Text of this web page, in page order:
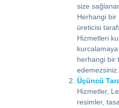
size
Herhangi bir
üreticisi
Hizmetleri
herhangi bir
edemezsiniz.
Üçüncü
Hizmetler,
resimler,